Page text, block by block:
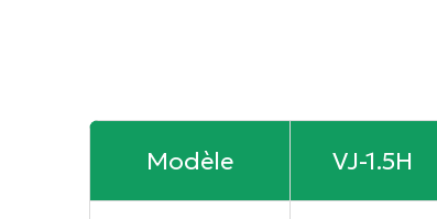
Modèle VJ-1.5H